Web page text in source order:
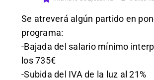
Se atreverá algún partido en
programa:
-Bajada del salario mínimo
los 735€
-Subida del IVA de la luz al 21%